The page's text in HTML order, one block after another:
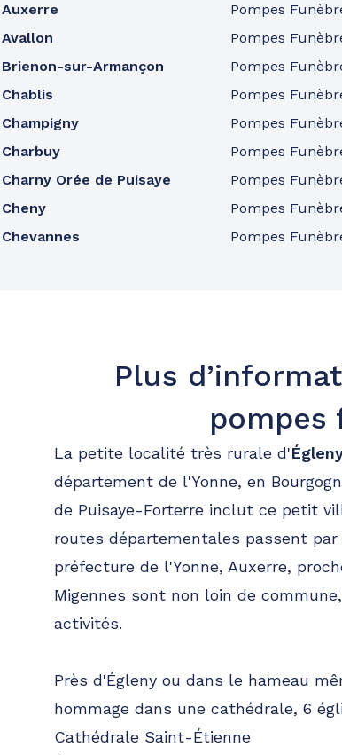
Auxerre
Avallon
Brienon-sur-Armançon
Chablis
Champigny
Charbuy
Charny Orée de Puisaye
Cheny
Chevannes
Pompes
Pompes
Pompes
Pompes
Pompes
Pompes
Pompes
Pompes
Pompes
Plus
pompes
La petite localité très rurale d'
département de l'Yonne, en
de Puisaye-Forterre inclut ce petit
routes départementales passent
préfecture de l'Yonne, Auxerre,
Migennes sont non loin de
activités.
Près d'Égleny ou dans le hameau
hommage dans une cathédrale, 6
Cathédrale Saint-Étienne